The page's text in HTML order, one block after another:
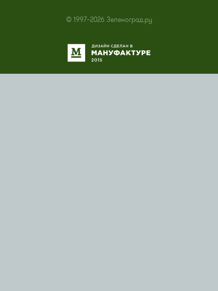
© 1997–2026 Зеленоград.ру